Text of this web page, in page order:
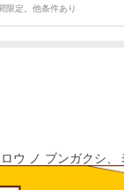
限定。他条件あり
ウ ノ ブンガクシ、